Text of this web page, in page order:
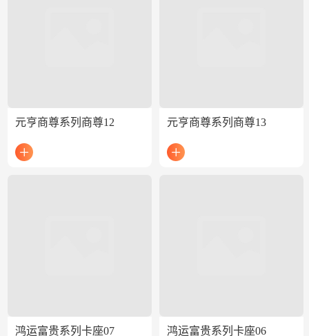
元亨商尊系列商尊12
鸿运富贵系列卡座07
元亨商尊系列商尊13
鸿运富贵系列卡座06